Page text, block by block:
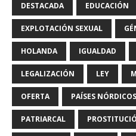
DESTACADA EDUCACIÓN
EXPLOTACIÓN SEXUAL
HOLANDA IGUALDAD
LEGALIZACIÓN LEY
OFERTA PAÍSES NÓRDICOS
PATRIARCAL